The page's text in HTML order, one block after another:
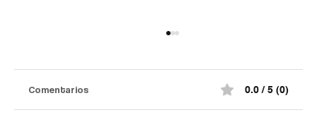
Comentarios 0.0 / 5 (0)